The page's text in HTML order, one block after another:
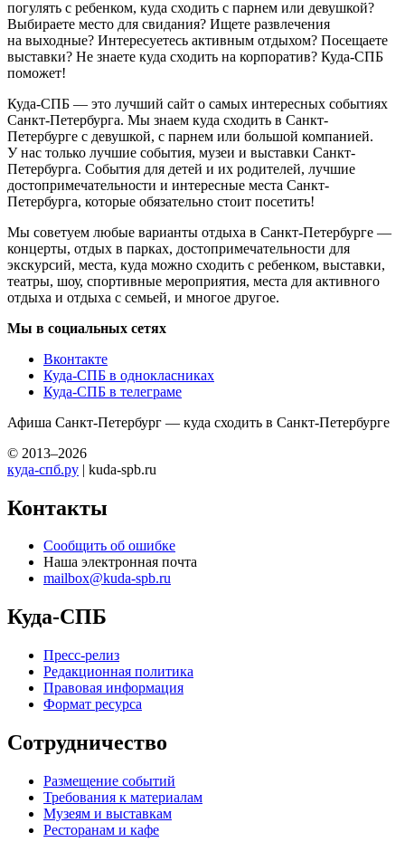
погулять с ребенком, куда сходить с парнем или девушкой?
Выбираете место для свидания? Ищете развлечения
на выходные? Интересуетесь активным отдыхом? Посещаете
выставки? Не знаете куда сходить на корпоратив? Куда-СПБ
поможет!
Куда-СПБ — это лучший сайт о самых интересных событиях
Санкт-Петербурга. Мы знаем куда сходить в Санкт-
Петербурге с девушкой, с парнем или большой компанией.
У нас только лучшие события, музеи и выставки Санкт-
Петербурга. События для детей и их родителей, лучшие
достопримечательности и интересные места Санкт-
Петербурга, которые обязательно стоит посетить!
Мы советуем любые варианты отдыха в Санкт-Петербурге —
концерты, отдых в парках, достопримечательности для
экскурсий, места, куда можно сходить с ребенком, выставки,
театры, шоу, спортивные мероприятия, места для активного
отдыха и отдыха с семьей, и многое другое.
Мы в социальных сетях
Вконтакте
Куда-СПБ в однокласниках
Куда-СПБ в телеграме
Афиша Санкт-Петербург — куда сходить в Санкт-Петербурге
© 2013–2026
куда-спб.ру | kuda-spb.ru
Контакты
Сообщить об ошибке
Наша электронная почта
mailbox@kuda-spb.ru
Куда-СПБ
Пресс-релиз
Редакционная политика
Правовая информация
Формат ресурса
Сотрудничество
Размещение событий
Требования к материалам
Музеям и выставкам
Ресторанам и кафе